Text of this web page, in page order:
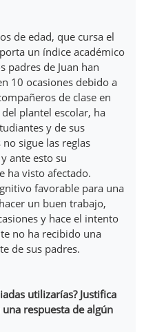
de edad, que cursa el
un índice académico
padres de Juan han
10 ocasiones debido a
de clase en
plantel escolar, ha
y de sus
sigue las reglas
ante esto su
ha visto afectado.
favorable para una
un buen trabajo,
y hace el intento
no ha recibido una
de sus padres.
utilizarías? Justifica
respuesta de algún